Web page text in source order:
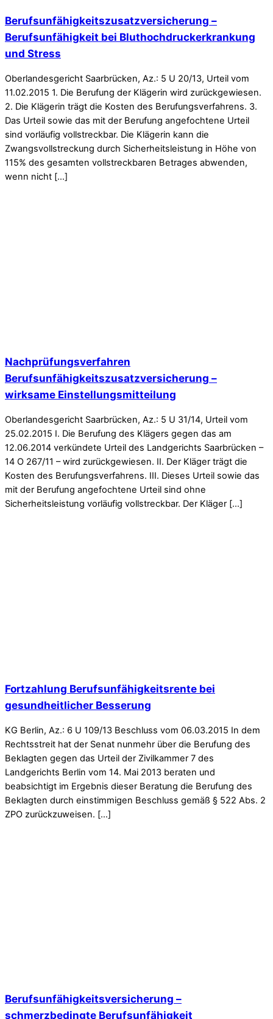
Berufsunfähigkeitszusatzversicherung –
Berufsunfähigkeit bei Bluthochdruckerkrankung
und Stress
Oberlandesgericht Saarbrücken, Az.: 5 U 20/13, Urteil vom
11.02.2015 1. Die Berufung der Klägerin wird zurückgewiesen.
2. Die Klägerin trägt die Kosten des Berufungsverfahrens. 3.
Das Urteil sowie das mit der Berufung angefochtene Urteil
sind vorläufig vollstreckbar. Die Klägerin kann die
Zwangsvollstreckung durch Sicherheitsleistung in Höhe von
115% des gesamten vollstreckbaren Betrages abwenden,
wenn nicht […]
Nachprüfungsverfahren
Berufsunfähigkeitszusatzversicherung –
wirksame Einstellungsmitteilung
Oberlandesgericht Saarbrücken, Az.: 5 U 31/14, Urteil vom
25.02.2015 I. Die Berufung des Klägers gegen das am
12.06.2014 verkündete Urteil des Landgerichts Saarbrücken –
14 O 267/11 – wird zurückgewiesen. II. Der Kläger trägt die
Kosten des Berufungsverfahrens. III. Dieses Urteil sowie das
mit der Berufung angefochtene Urteil sind ohne
Sicherheitsleistung vorläufig vollstreckbar. Der Kläger […]
Fortzahlung Berufsunfähigkeitsrente bei
gesundheitlicher Besserung
KG Berlin, Az.: 6 U 109/13 Beschluss vom 06.03.2015 In dem
Rechtsstreit hat der Senat nunmehr über die Berufung des
Beklagten gegen das Urteil der Zivilkammer 7 des
Landgerichts Berlin vom 14. Mai 2013 beraten und
beabsichtigt im Ergebnis dieser Beratung die Berufung des
Beklagten durch einstimmigen Beschluss gemäß § 522 Abs. 2
ZPO zurückzuweisen. […]
Berufsunfähigkeitsversicherung –
schmerzbedingte Berufsunfähigkeit